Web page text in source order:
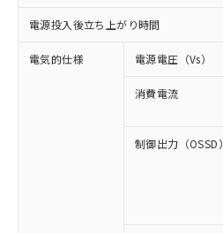
電源投入後立ち上がり時間
電気的仕様 電源電圧（Vs）
消費電流
制御出力（OSSD）